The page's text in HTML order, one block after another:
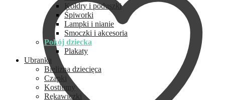
Kołdry i poduszki
Śpiworki
Lampki i nianie
Smoczki i akcesoria
Pokój dziecka
Plakaty
Ubranka
Bielizna dziecięca
Czapki
Kostiumy
Rękawiczki